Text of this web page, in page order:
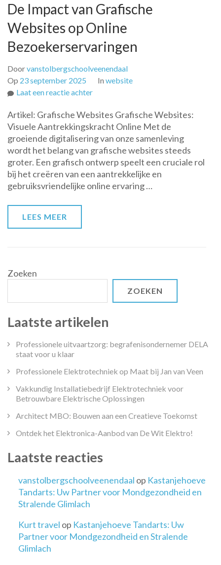
De Impact van Grafische
Websites op Online
Bezoekerservaringen
Doorvanstolbergschoolveenendaal
Op 23 september 2025 In website
Laat een reactie achterop
Impact
van
Grafische
Websites
op
Online
Bezoekerservaringen
Artikel: Grafische Websites Grafische Websites:
Visuele Aantrekkingskracht Online Met de
groeiende digitalisering van onze samenleving
wordt het belang van grafische websites steeds
groter. Een grafisch ontwerp speelt een cruciale rol
bij het creëren van een aantrekkelijke en
gebruiksvriendelijke online ervaring …
LEES MEER
Zoeken
ZOEKEN
Laatste artikelen
Professionele uitvaartzorg: begrafenisondernemer DELA
staat voor u klaar
Professionele Elektrotechniek op Maat bij Jan van Veen
Vakkundig Installatiebedrijf Elektrotechniek voor
Betrouwbare Elektrische Oplossingen
Architect MBO: Bouwen aan een Creatieve Toekomst
Ontdek het Elektronica-Aanbod van De Wit Elektro!
Laatste reacties
vanstolbergschoolveenendaal op Kastanjehoeve
Tandarts: Uw Partner voor Mondgezondheid en
Stralende Glimlach
Kurt travel op Kastanjehoeve Tandarts: Uw
Partner voor Mondgezondheid en Stralende
Glimlach